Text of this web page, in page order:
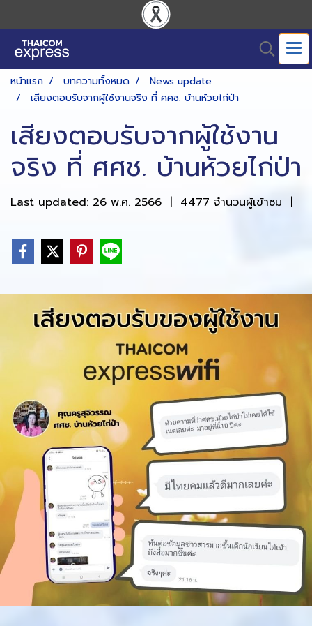
หน้าแรก บทความทั้งหมด
News update
เสียงตอบรับจากผู้ใช้งานจริง ที่ ศศช. บ้านห้วยไก่ป่า
เสียงตอบรับจากผู้ใช้งาน
จริง ที่ ศศช. บ้านห้วยไก่ป่า
Last updated: 26 พ.ค. 2566 | 4477 จำนวนผู้เข้าชม |